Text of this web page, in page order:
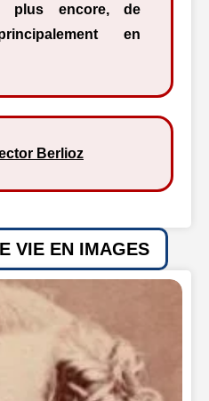
plus encore, de
en
Berlioz
VIE EN IMAGES